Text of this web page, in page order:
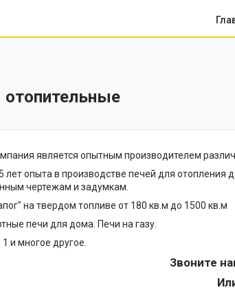
является опытным производителем
лет опыта в производстве печей для
чертежам и задумкам.
на твердом топливе от 180 кв.м до 1500 кв.м
печи для дома. Печи на газу.
и многое другое.
Звоните